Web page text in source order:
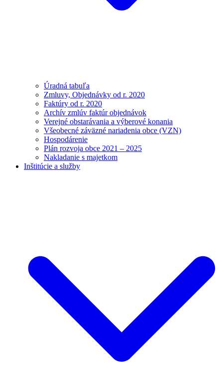
Úradná tabuľa
Zmluvy, Objednávky od r. 2020
Faktúry od r. 2020
Archív zmlúv faktúr objednávok
Verejné obstarávania a výberové konania
Všeobecné záväzné nariadenia obce (VZN)
Hospodárenie
Plán rozvoja obce 2021 – 2025
Nakladanie s majetkom
Inštitúcie a služby